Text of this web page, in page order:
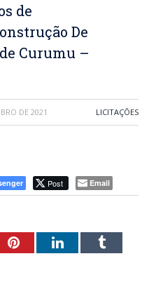
de
De
Curumu –
DE 2021 LICITAÇÕES
Post Email
PinterestLinkedInTumblr